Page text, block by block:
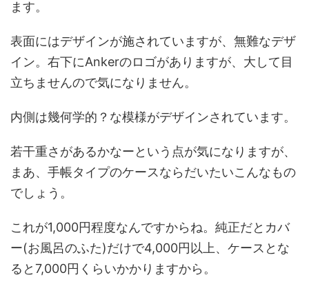
ます。
表面にはデザインが施されていますが、無難なデザ
イン。右下にAnkerのロゴがありますが、大して目
立ちませんので気になりません。
内側は幾何学的？な模様がデザインされています。
若干重さがあるかなーという点が気になりますが、
まあ、手帳タイプのケースならだいたいこんなもの
でしょう。
これが1,000円程度なんですからね。純正だとカバ
ー(お風呂のふた)だけで4,000円以上、ケースとな
ると7,000円くらいかかりますから。